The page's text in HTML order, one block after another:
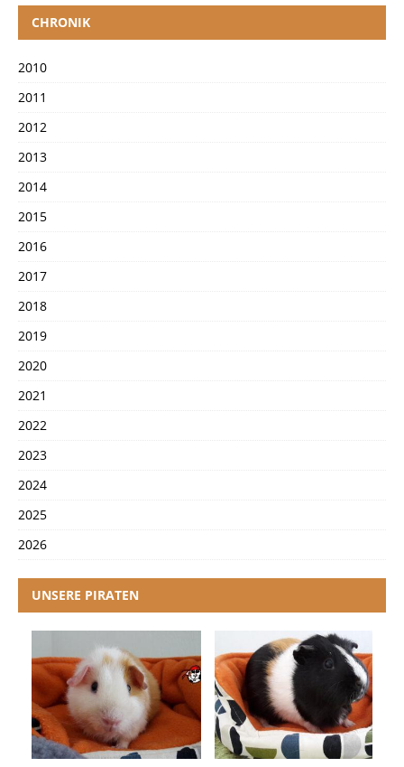
CHRONIK
2010
2011
2012
2013
2014
2015
2016
2017
2018
2019
2020
2021
2022
2023
2024
2025
2026
UNSERE PIRATEN